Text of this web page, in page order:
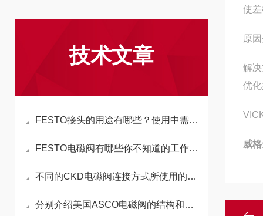
技术文章
FESTO接头的用途有哪些？使用中需要注意哪些问题？
FESTO电磁阀有哪些你不知道的工作原理
不同的CKD电磁阀连接方式所使用的特点和范围
分别介绍美国ASCO电磁阀的结构和制造要求
使
原
解
优
威